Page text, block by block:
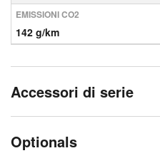
EMISSIONI CO2
142 g/km
Accessori di serie
Optionals